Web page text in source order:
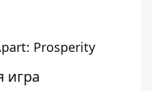
Prosperity
игра